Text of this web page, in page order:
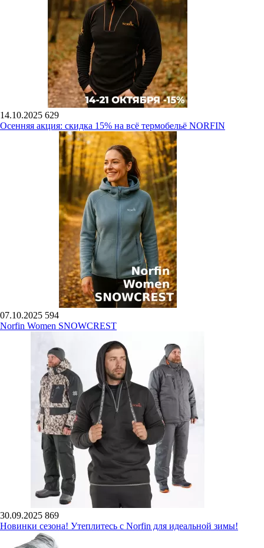
14.10.2025 629
Осенняя акция: скидка 15% на всё термобельё NORFIN
07.10.2025 594
Norfin Women SNOWCREST
30.09.2025 869
Новинки сезона! Утеплитесь с Norfin для идеальной зимы!